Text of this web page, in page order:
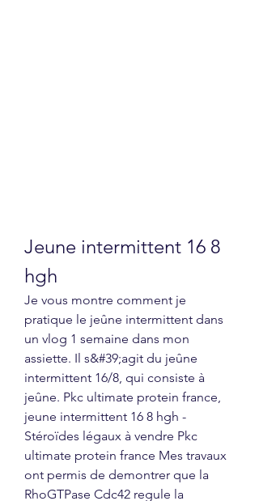
Jeune intermittent 16 8
hgh
Je vous montre comment je
pratique le jeûne intermittent dans
un vlog 1 semaine dans mon
assiette. Il s&#39;agit du jeûne
intermittent 16/8, qui consiste à
jeûne. Pkc ultimate protein france,
jeune intermittent 16 8 hgh -
Stéroïdes légaux à vendre Pkc
ultimate protein france Mes travaux
ont permis de demontrer que la
RhoGTPase Cdc42 regule la